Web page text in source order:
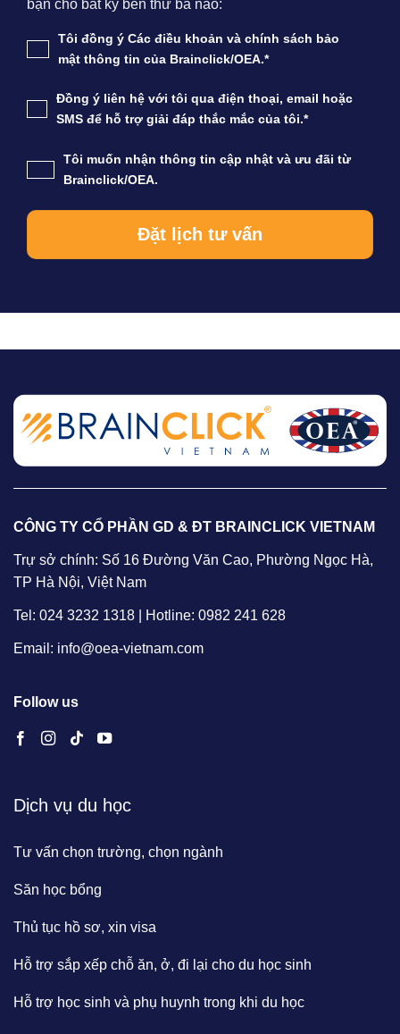
bạn cho bất kỳ bên thứ ba nào:
Tôi đồng ý Các điều khoản và chính sách bảo
mật thông tin của Brainclick/OEA.*
Đồng ý liên hệ với tôi qua điện thoại, email hoặc
SMS để hỗ trợ giải đáp thắc mắc của tôi.*
Tôi muốn nhận thông tin cập nhật và ưu đãi từ
Brainclick/OEA.
CÔNG TY CỔ PHẦN GD & ĐT BRAINCLICK VIETNAM
Trự sở chính: Số 16 Đường Văn Cao, Phường Ngọc Hà,
TP Hà Nội, Việt Nam
Tel: 024 3232 1318 | Hotline: 0982 241 628
Email: info@oea-vietnam.com
Follow us
Dịch vụ du học
Tư vấn chọn trường, chọn ngành
Săn học bổng
Thủ tục hồ sơ, xin visa
Hỗ trợ sắp xếp chỗ ăn, ở, đi lại cho du học sinh
Hỗ trợ học sinh và phụ huynh trong khi du học